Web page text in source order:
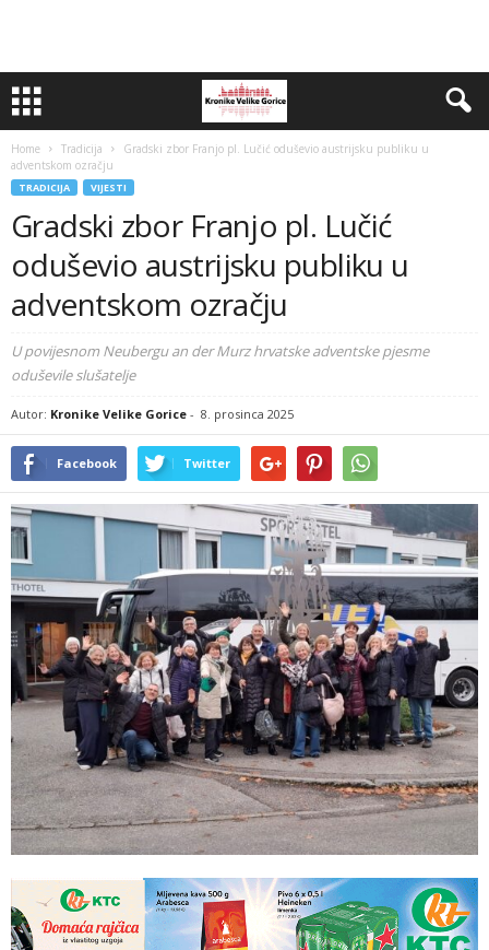
Home Tradicija
Gradski zbor Franjo pl. Lučić oduševio austrijsku publiku u
adventskom ozračju
TRADICIJA VIJESTI
Gradski zbor Franjo pl. Lučić
oduševio austrijsku publiku u
adventskom ozračju
U povijesnom Neubergu an der Murz hrvatske adventske pjesme
oduševile slušatelje
Autor: Kronike Velike Gorice - 8. prosinca 2025
Facebook Twitter